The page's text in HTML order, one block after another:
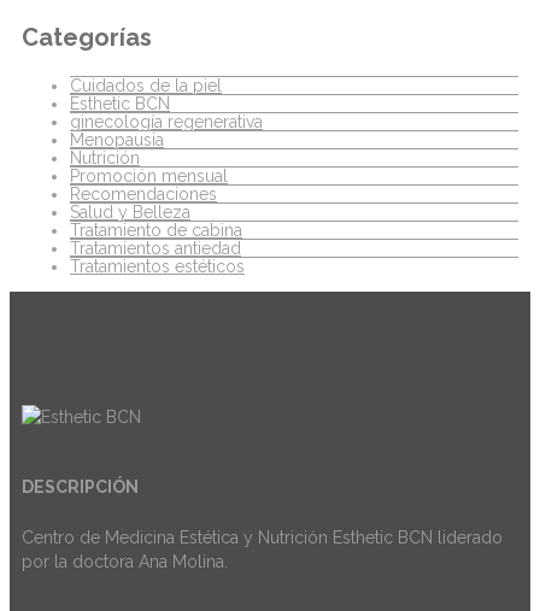
Categorías
Cuidados de la piel
Esthetic BCN
ginecología regenerativa
Menopausia
Nutrición
Promoción mensual
Recomendaciones
Salud y Belleza
Tratamiento de cabina
Tratamientos antiedad
Tratamientos estéticos
DESCRIPCIÓN
Centro de Medicina Estética y Nutrición Esthetic BCN liderado
por la doctora Ana Molina.